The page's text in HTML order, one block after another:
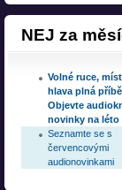
NEJ za
Volné ruce,
hlava plná
Objevte
novinky na léto
Seznamte se s
červencovými
audionovinkami